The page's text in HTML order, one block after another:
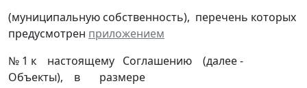
(муниципальную собственность), перечень которых
предусмотрен приложением
№ 1 к настоящему Соглашению (далее -
Объекты), в размере